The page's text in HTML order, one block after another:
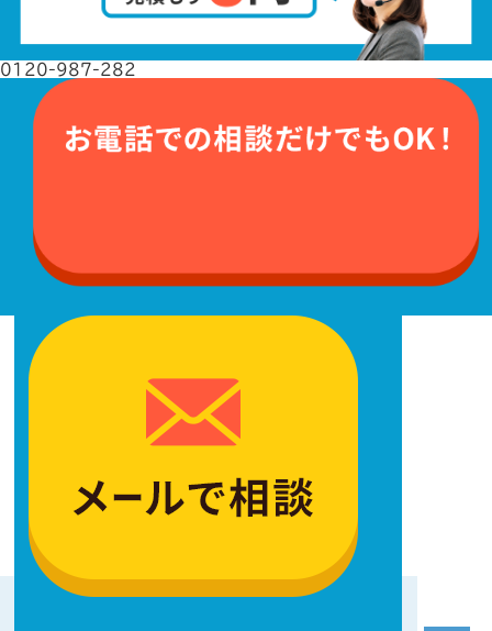
0120-987-282